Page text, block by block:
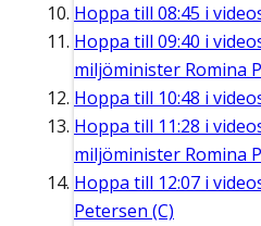
Hoppa till 08:45 i
Hoppa till 09:40 i
miljöminister Romina
Hoppa till 10:48 i
Hoppa till 11:28 i
miljöminister Romina
Hoppa till 12:07 i
Petersen (C)